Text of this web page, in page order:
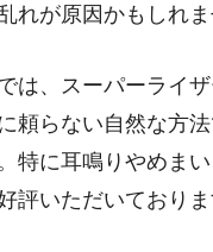
れが原因かもしれま
は、スーパーライ
頼らない自然な方
特に耳鳴りやめま
評いただいておりま